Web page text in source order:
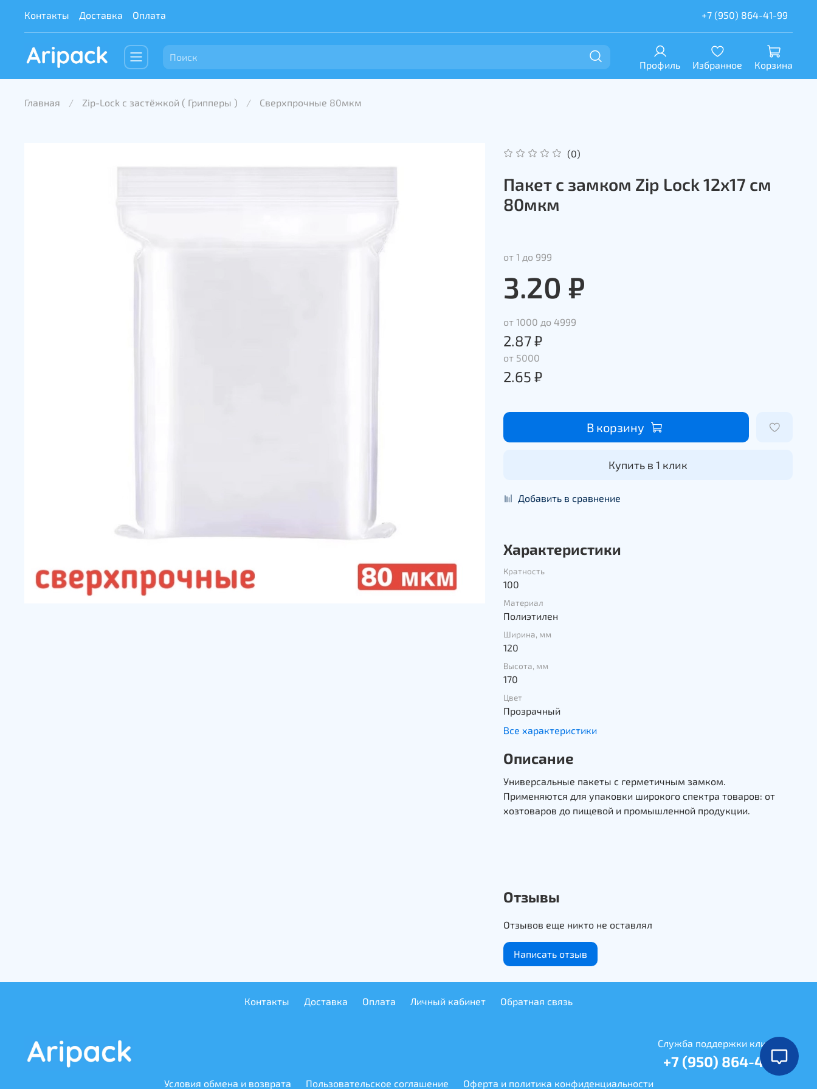
Контакты Доставка Оплата +7 (950) 864-41-99
Профиль Избранное Корзина
Главная Zip-Lock с застёжкой ( Грипперы ) Сверхпрочные 80мкм
(0)
Пакет с замком Zip Lock 12х17 см
80мкм
от 1 до 999
3.20 ₽
от 1000 до 4999
2.87 ₽
от 5000
2.65 ₽
В корзину
Купить в 1 клик
Добавить в сравнение
Характеристики
Кратность
100
Материал
Полиэтилен
Ширина, мм
120
Высота, мм
170
Цвет
Прозрачный
Все характеристики
Описание
Универсальные пакеты с герметичным замком.
Применяются для упаковки широкого спектра товаров: от
хозтоваров до пищевой и промышленной продукции.
Отзывы
Отзывов еще никто не оставлял
Написать отзыв
Контакты Доставка Оплата Личный кабинет Обратная связь
Служба поддержки клиентов
+7 (950) 864-41-99
Условия обмена и возврата Пользовательское соглашение Оферта и политика конфиденциальности